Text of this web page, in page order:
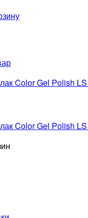
Color Gel Polish
Color Gel Polish